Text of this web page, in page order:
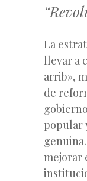
La
llevar a
arrib»,
de
popular
mejorar